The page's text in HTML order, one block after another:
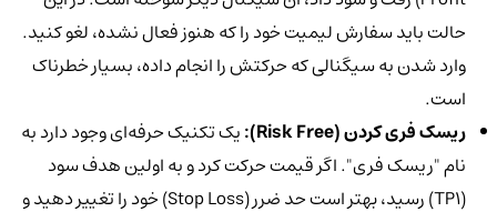
حالت باید سفارش لیمیت خود را که هنوز فعال نشده، لغو کنید.
وارد شدن به سیگنالی که حرکتش را انجام داده، بسیار خطرناک
است.
ریسک فری کردن (Risk Free):
یک تکنیک حرفه‌ای وجود دارد به
نام "ریسک فری". اگر قیمت حرکت کرد و به اولین هدف سود
(TP1) رسید، بهتر است حد ضرر (Stop Loss) خود را تغییر دهید و